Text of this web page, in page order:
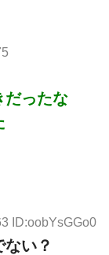
だったな
ID:oobYsGGo0
い？